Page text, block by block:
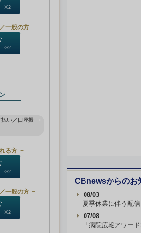
※2
一般の方
※2
い／口座振
る方
※2
一般の方
※2
CBnewsからのお
08/03
夏季休業に伴う配
07/08
「病院広報アワー